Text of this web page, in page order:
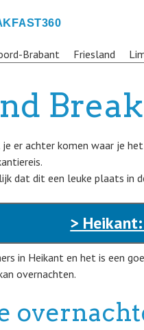
Brabant Friesland
er achter komen waar je
dat dit een leuke plaats in
>
in Heikant en het is een
overnachten.